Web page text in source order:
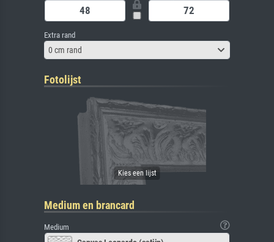
Extra rand
0 cm rand
Fotolijst
Medium en brancard
Medium